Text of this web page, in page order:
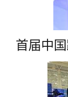
首届中